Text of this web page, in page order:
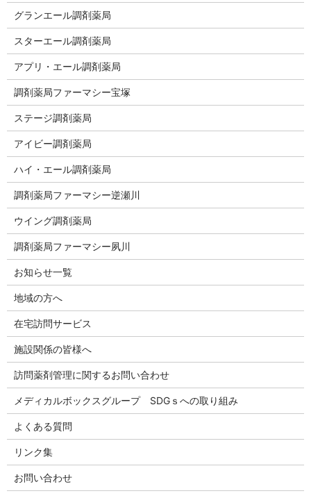
グランエール調剤薬局
スターエール調剤薬局
アプリ・エール調剤薬局
調剤薬局ファーマシー宝塚
ステージ調剤薬局
アイビー調剤薬局
ハイ・エール調剤薬局
調剤薬局ファーマシー逆瀬川
ウイング調剤薬局
調剤薬局ファーマシー夙川
お知らせ一覧
地域の方へ
在宅訪問サービス
施設関係の皆様へ
訪問薬剤管理に関するお問い合わせ
メディカルボックスグループ SDGｓへの取り組み
よくある質問
リンク集
お問い合わせ